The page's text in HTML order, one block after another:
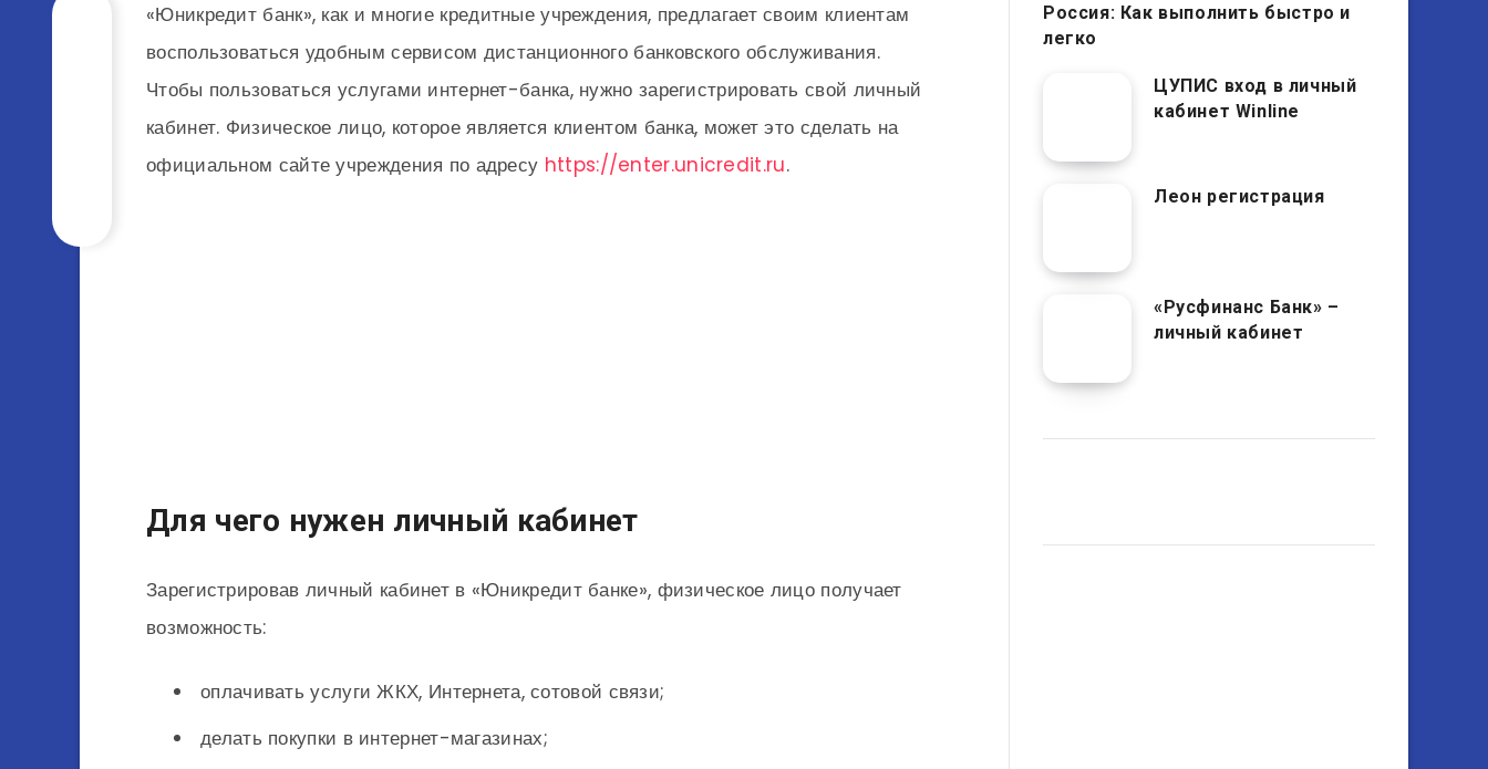
«Юникредит банк», как и многие кредитные учреждения, предлагает своим клиентам
воспользоваться удобным сервисом дистанционного банковского обслуживания.
Чтобы пользоваться услугами интернет-банка, нужно зарегистрировать свой личный
кабинет. Физическое лицо, которое является клиентом банка, может это сделать на
официальном сайте учреждения по адресу https://enter.unicredit.ru.
Для чего нужен личный кабинет
Зарегистрировав личный кабинет в «Юникредит банке», физическое лицо получает
возможность:
оплачивать услуги ЖКХ, Интернета, сотовой связи;
делать покупки в интернет-магазинах;
Россия: Как выполнить быстро и
легко
ЦУПИС вход в личный
кабинет Winline
Леон регистрация
«Русфинанс Банк» –
личный кабинет